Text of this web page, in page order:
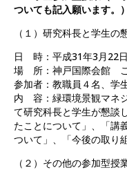
ついても記入願います。）
（１）研究科長と学生の
日 時：平成31年3月22
場 所：神戸国際会館
参加者：教職員４名、学
内 容：緑環境景観マネ
て研究科長と学生が懇談
たことについて」、「講
ついて」、「今後の取り
（２）その他の参加型授